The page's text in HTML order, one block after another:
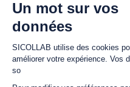
Vichy
Issoire
Le Puy-en-Velay
Moulins